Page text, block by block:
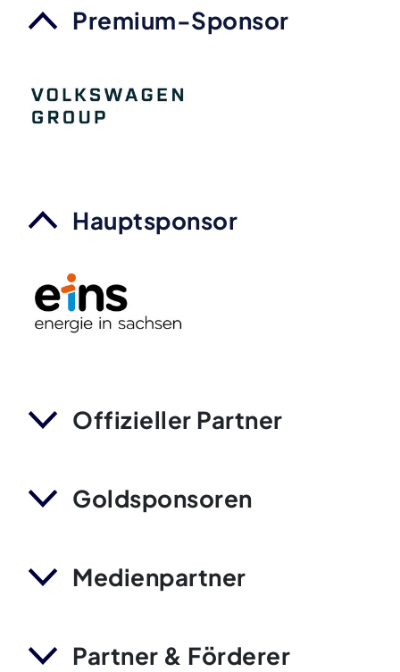
Premium-Sponsor
Hauptsponsor
Offizieller Partner
Goldsponsoren
Medienpartner
Partner & Förderer